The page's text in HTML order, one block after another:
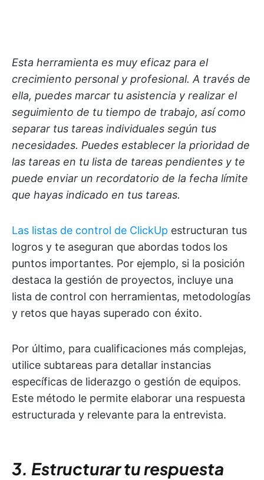
Esta herramienta es muy eficaz para el
crecimiento personal y profesional. A través de
ella, puedes marcar tu asistencia y realizar el
seguimiento de tu tiempo de trabajo, así como
separar tus tareas individuales según tus
necesidades. Puedes establecer la prioridad de
las tareas en tu lista de tareas pendientes y te
puede enviar un recordatorio de la fecha límite
que hayas indicado en tus tareas.
Las listas de control de ClickUp estructuran tus
logros y te aseguran que abordas todos los
puntos importantes. Por ejemplo, si la posición
destaca la gestión de proyectos, incluye una
lista de control con herramientas, metodologías
y retos que hayas superado con éxito.
Por último, para cualificaciones más complejas,
utilice subtareas para detallar instancias
específicas de liderazgo o gestión de equipos.
Este método le permite elaborar una respuesta
estructurada y relevante para la entrevista.
3. Estructurar tu respuesta